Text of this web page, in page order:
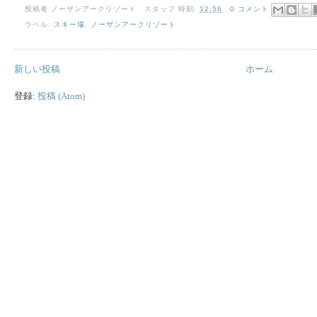
投稿者 ノーザンアークリゾート スタッフ 時刻: 12:56
0 コメント
ラベル: スキー場 ノーザンアークリゾート
新しい投稿 ホーム
登録: 投稿 (Atom)